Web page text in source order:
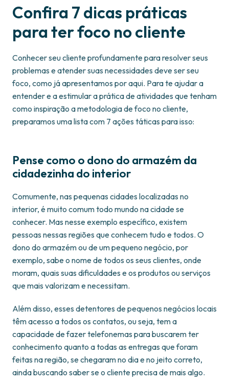
Confira 7 dicas práticas
para ter foco no cliente
Conhecer seu cliente profundamente para resolver seus
problemas e atender suas necessidades deve ser seu
foco, como já apresentamos por aqui. Para te ajudar a
entender e a estimular a prática de atividades que tenham
como inspiração a metodologia de foco no cliente,
preparamos uma lista com 7 ações táticas para isso:
Pense como o dono do armazém da
cidadezinha do interior
Comumente, nas pequenas cidades localizadas no
interior, é muito comum todo mundo na cidade se
conhecer. Mas nesse exemplo específico, existem
pessoas nessas regiões que conhecem tudo e todos. O
dono do armazém ou de um pequeno negócio, por
exemplo, sabe o nome de todos os seus clientes, onde
moram, quais suas dificuldades e os produtos ou serviços
que mais valorizam e necessitam.
Além disso, esses detentores de pequenos negócios locais
têm acesso a todos os contatos, ou seja, tem a
capacidade de fazer telefonemas para buscarem ter
conhecimento quanto a todas as entregas que foram
feitas na região, se chegaram no dia e no jeito correto,
ainda buscando saber se o cliente precisa de mais algo.